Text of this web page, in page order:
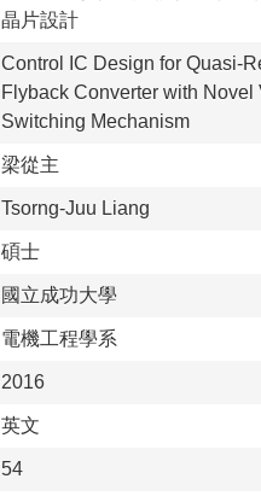
晶片設計
Control IC Design for Quasi-
Flyback Converter with Novel
Switching Mechanism
梁從主
Tsorng-Juu Liang
碩士
國立成功大學
電機工程學系
2016
英文
54